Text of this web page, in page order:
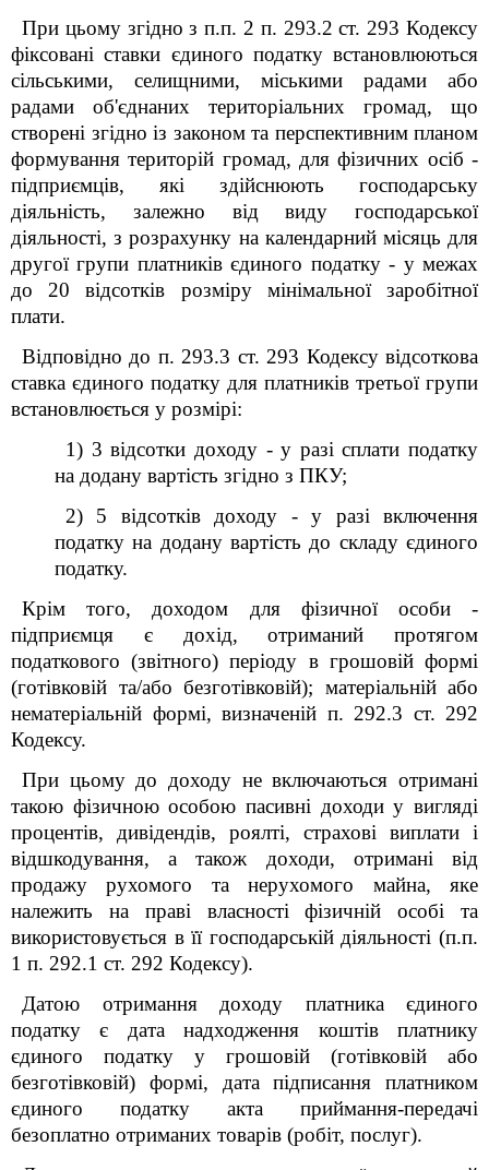
При цьому згідно з п.п. 2 п. 293.2 ст. 293 Кодексу
фіксовані ставки єдиного податку встановлюються
сільськими, селищними, міськими радами або
радами об'єднаних територіальних громад, що
створені згідно із законом та перспективним планом
формування територій громад, для фізичних осіб -
підприємців, які здійснюють господарську
діяльність, залежно від виду господарської
діяльності, з розрахунку на календарний місяць для
другої групи платників єдиного податку - у межах
до 20 відсотків розміру мінімальної заробітної
плати.
Відповідно до п. 293.3 ст. 293 Кодексу відсоткова
ставка єдиного податку для платників третьої групи
встановлюється у розмірі:
1) 3 відсотки доходу - у разі сплати податку
на додану вартість згідно з ПКУ;
2) 5 відсотків доходу - у разі включення
податку на додану вартість до складу єдиного
податку.
Крім того, доходом для фізичної особи -
підприємця є дохід, отриманий протягом
податкового (звітного) періоду в грошовій формі
(готівковій та/або безготівковій); матеріальній або
нематеріальній формі, визначеній п. 292.3 ст. 292
Кодексу.
При цьому до доходу не включаються отримані
такою фізичною особою пасивні доходи у вигляді
процентів, дивідендів, роялті, страхові виплати і
відшкодування, а також доходи, отримані від
продажу рухомого та нерухомого майна, яке
належить на праві власності фізичній особі та
використовується в її господарській діяльності (п.п.
1 п. 292.1 ст. 292 Кодексу).
Датою отримання доходу платника єдиного
податку є дата надходження коштів платнику
єдиного податку у грошовій (готівковій або
безготівковій) формі, дата підписання платником
єдиного податку акта приймання-передачі
безоплатно отриманих товарів (робіт, послуг).